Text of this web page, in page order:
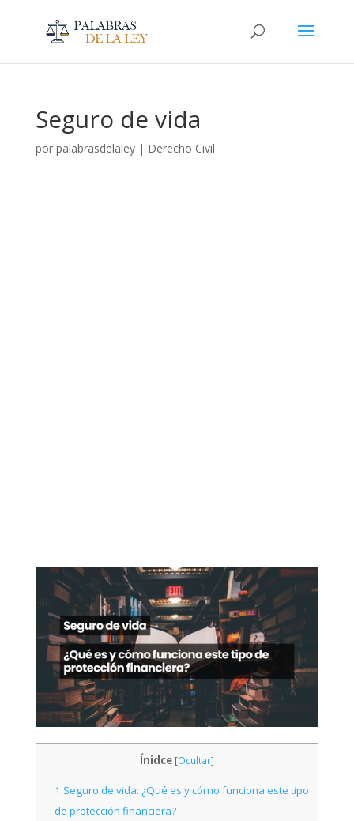
Seguro de vida
por palabrasdelaley| Derecho Civil
Ínidce [Ocultar]
1 Seguro de vida: ¿Qué es y cómo funciona este tipo
de protección financiera?